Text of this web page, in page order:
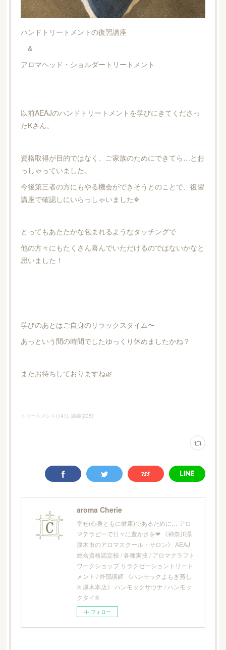
ハンドトリートメントの復習講座
&
アロマヘッド・ショルダートリートメント
以前AEAJのハンドトリートメントを学びにきてくださっ
たKさん。
資格取得が目的ではなく、ご家族のためにできてら…とお
っしゃっていました。
今後第三者の方にもやる機会ができそうとのことで、復習
講座で確認しにいらっしゃいました✵
とってもあたたかな包まれるようなタッチングで
他の方々にもたくさん喜んでいただけるのではないかなと
思いました！
学びのあとはご自身のリラックスタイム〜
あっという間の時間でしたゆっくり休めましたかね？
またお待ちしておりますね🌿
トリートメント (141) 講義(205)
aroma Cherie
幸せ(心身ともに健康)であるために… アロ
マテラピーで日々に豊かさを❤︎ 《神奈川県
厚木市のアロマスクール・サロン》 AEAJ
総合資格認定校 / 各種実技 / アロマクラフト
ワークショップ リラクゼーショントリート
メント / 外部講師 《ハンモックよもぎ蒸し
® 厚木本店》 ハンモックサウナ / ハンモッ
クタイ®
フォロー